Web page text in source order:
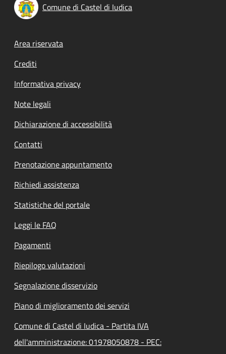
Comune di Castel di Iudica
Footer menu
Area riservata
Crediti
Informativa privacy
Note legali
Dichiarazione di accessibilità
Contatti
Prenotazione appuntamento
Richiedi assistenza
Statistiche del portale
Leggi le FAQ
Pagamenti
Riepilogo valutazioni
Segnalazione disservizio
Piano di miglioramento dei servizi
Comune di Castel di Iudica - Partita IVA
dell'amministrazione: 01978050878 - PEC: